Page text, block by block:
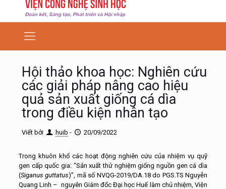
Hội thảo khoa học: Nghiên cứu
các giải pháp nâng cao hiệu
quả sản xuất giống cá dìa
trong điều kiện nhân tạo
Viết bởi huib - 20/09/2022
Trong khuôn khổ các hoạt động nghiên cứu của nhiệm vụ quỹ
gen cấp quốc gia: “Sản xuất thử nghiệm giống nguồn gen cá dìa
(Siganus guttatus)”, mã số NVQG-2019/DA.18 do PGS.TS Nguyễn
Quang Linh – nguyên Giám đốc Đại học Huế làm chủ nhiệm, Viện